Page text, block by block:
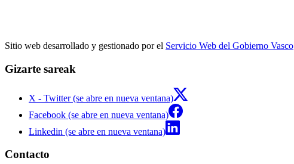
Sitio web desarrollado y gestionado por el Servicio Web del Gobierno Vasco
Gizarte sareak
X - Twitter (se abre en nueva ventana)
Facebook (se abre en nueva ventana)
Linkedin (se abre en nueva ventana)
Contacto